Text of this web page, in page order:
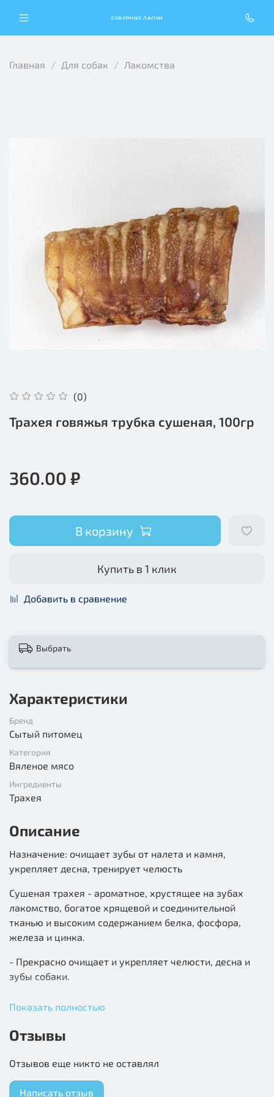
СЕВЕРНЫЕ ЛАПКИ
Главная Для собак Лакомства
(0)
Трахея говяжья трубка сушеная, 100гр
360.00 ₽
В корзину
Купить в 1 клик
Добавить в сравнение
Выбрать
Характеристики
Бренд
Сытый питомец
Категория
Вяленое мясо
Ингредиенты
Трахея
Описание
Назначение: очищает зубы от налета и камня,
укрепляет десна, тренирует челюсть
Сушеная трахея - ароматное, хрустящее на зубах
лакомство, богатое хрящевой и соединительной
тканью и высоким содержанием белка, фосфора,
железа и цинка.
- Прекрасно очищает и укрепляет челюсти, десна и
зубы собаки.
зубного налета.
Полезные хрящевые составляющие трахеи
суставов собаки, а также всех костных частей
питомца.
Показать полностью
Отзывы
Отзывов еще никто не оставлял
Написать отзыв